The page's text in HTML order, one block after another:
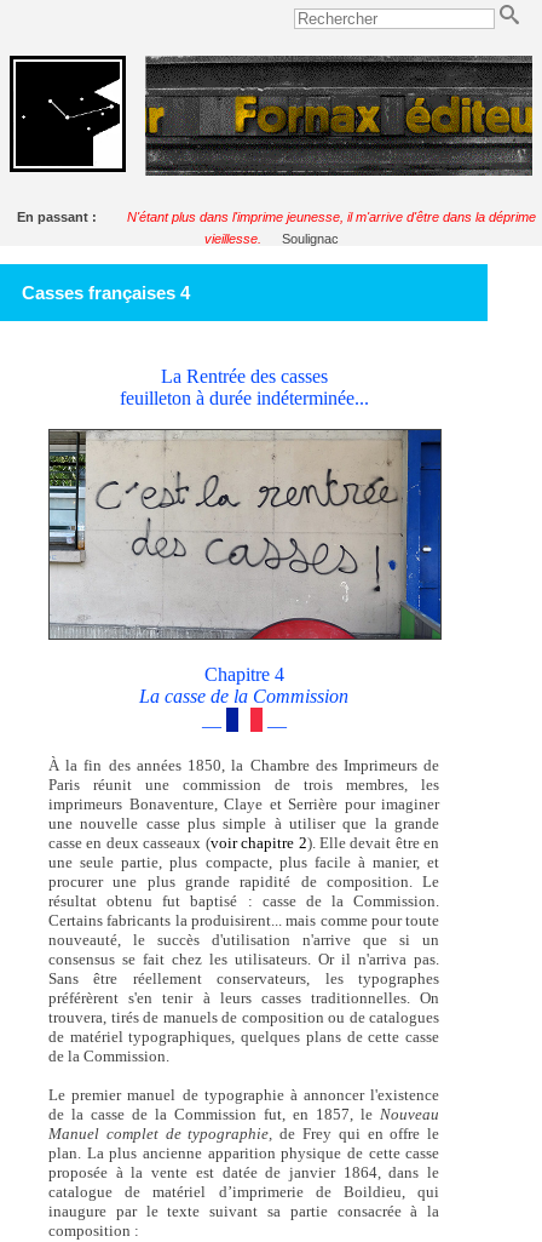
En passant :
N'étant plus dans l'imprime jeunesse, il m'arrive d'être dans la déprime
vieillesse.
Soulignac
Casses françaises 4
La Rentrée des casses
feuilleton à durée indéterminée...
Chapitre 4
La casse de la Commission
—
—
À la fin des années 1850, la Chambre des Imprimeurs de
Paris réunit une commission de trois membres, les
imprimeurs Bonaventure, Claye et Serrière pour imaginer
une nouvelle casse plus simple à utiliser que la grande
casse en deux casseaux (voir chapitre 2). Elle devait être en
une seule partie, plus compacte, plus facile à manier, et
procurer une plus grande rapidité de composition. Le
résultat obtenu fut baptisé : casse de la Commission.
Certains fabricants la produisirent... mais comme pour toute
nouveauté, le succès d'utilisation n'arrive que si un
consensus se fait chez les utilisateurs. Or il n'arriva pas.
Sans être réellement conservateurs, les typographes
préférèrent s'en tenir à leurs casses traditionnelles. On
trouvera, tirés de manuels de composition ou de catalogues
de matériel typographiques, quelques plans de cette casse
de la Commission.
Le premier manuel de typographie à annoncer l'existence
de la casse de la Commission fut, en 1857, leNouveau
Manuel complet de typographie, de Frey qui en offre le
plan. La plus ancienne apparition physique de cette casse
proposée à la vente est datée de janvier 1864, dans le
catalogue de matériel d’imprimerie de Boildieu, qui
inaugure par le texte suivant sa partie consacrée à la
composition :